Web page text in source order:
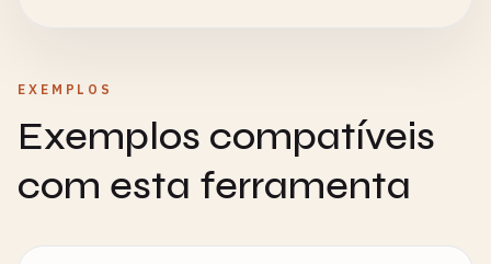
EXEMPLOS
Exemplos compatíveis
com esta ferramenta